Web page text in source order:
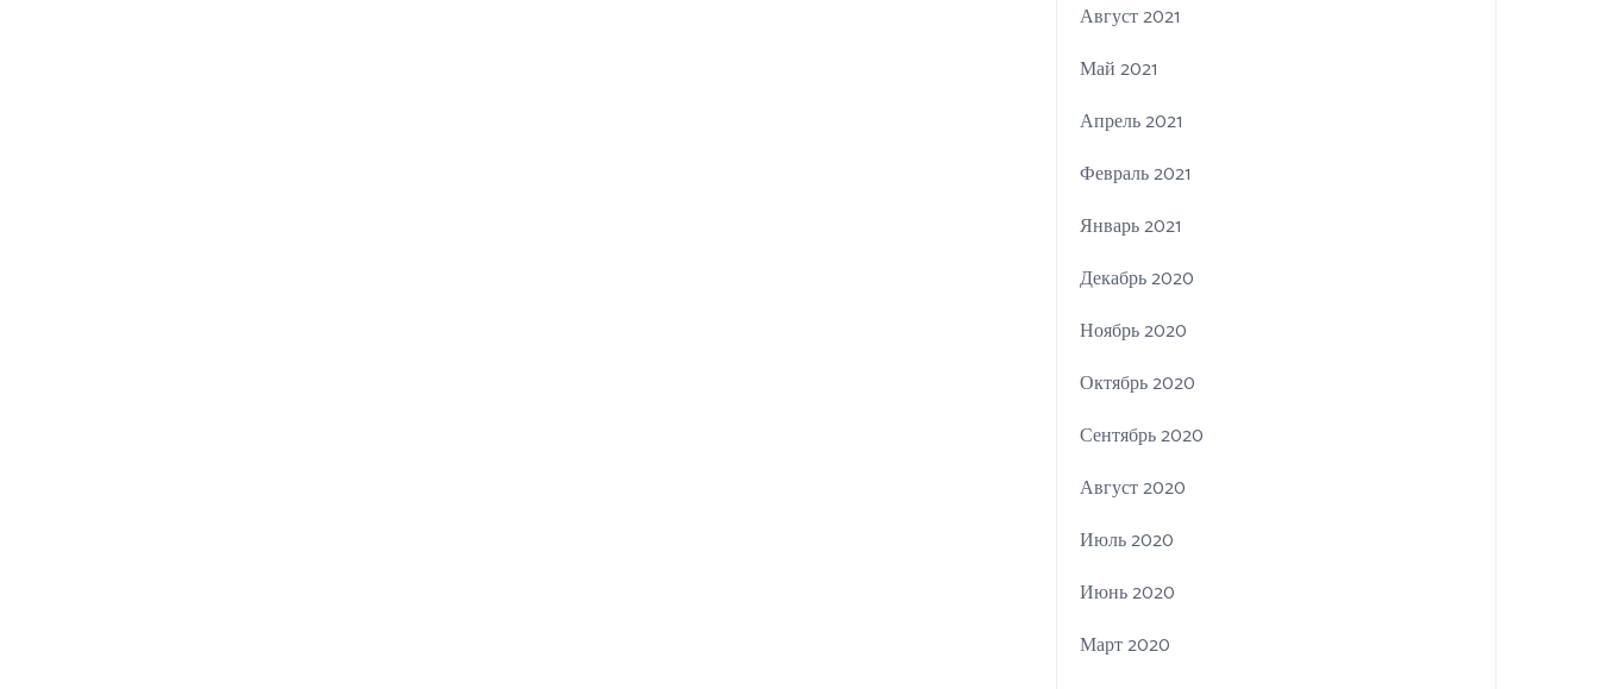
Август 2021
Май 2021
Апрель 2021
Февраль 2021
Январь 2021
Декабрь 2020
Ноябрь 2020
Октябрь 2020
Сентябрь 2020
Август 2020
Июль 2020
Июнь 2020
Март 2020